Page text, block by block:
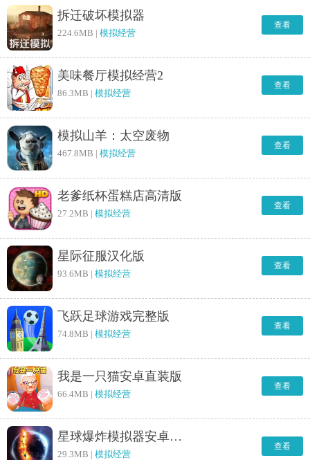
拆迁破坏模拟器
224.6MB | 模拟经营
查看
美味餐厅模拟经营2
86.3MB | 模拟经营
查看
模拟山羊：太空废物
467.8MB | 模拟经营
查看
老爹纸杯蛋糕店高清版
27.2MB | 模拟经营
查看
星际征服汉化版
93.6MB | 模拟经营
查看
飞跃足球游戏完整版
74.8MB | 模拟经营
查看
我是一只猫安卓直装版
66.4MB | 模拟经营
查看
星球爆炸模拟器安卓官方版
29.3MB | 模拟经营
查看